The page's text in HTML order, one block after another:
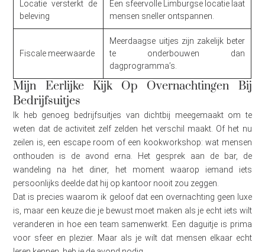
Locatie versterkt de
beleving
Een sfeervolle Limburgse locatie laat
mensen sneller ontspannen.
Fiscale meerwaarde
Meerdaagse uitjes zijn zakelijk beter
te onderbouwen dan
dagprogramma’s.
Mijn Eerlijke Kijk Op Overnachtingen Bij
Bedrijfsuitjes
Ik heb genoeg bedrijfsuitjes van dichtbij meegemaakt om te
weten dat de activiteit zelf zelden het verschil maakt. Of het nu
zeilen is, een escape room of een kookworkshop: wat mensen
onthouden is de avond erna. Het gesprek aan de bar, de
wandeling na het diner, het moment waarop iemand iets
persoonlijks deelde dat hij op kantoor nooit zou zeggen.
Dat is precies waarom ik geloof dat een overnachting geen luxe
is, maar een keuze die je bewust moet maken als je echt iets wilt
veranderen in hoe een team samenwerkt. Een daguitje is prima
voor sfeer en plezier. Maar als je wilt dat mensen elkaar echt